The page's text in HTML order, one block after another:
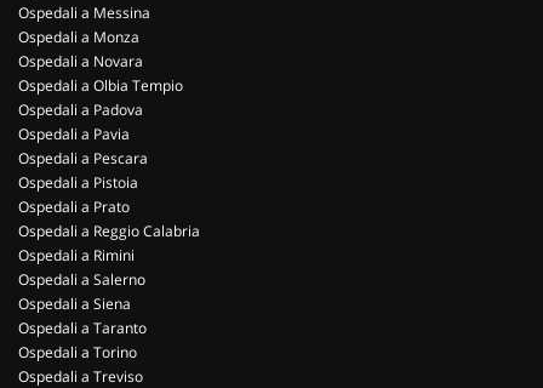
Ospedali a Messina
Ospedali a Monza
Ospedali a Novara
Ospedali a Olbia Tempio
Ospedali a Padova
Ospedali a Pavia
Ospedali a Pescara
Ospedali a Pistoia
Ospedali a Prato
Ospedali a Reggio Calabria
Ospedali a Rimini
Ospedali a Salerno
Ospedali a Siena
Ospedali a Taranto
Ospedali a Torino
Ospedali a Treviso